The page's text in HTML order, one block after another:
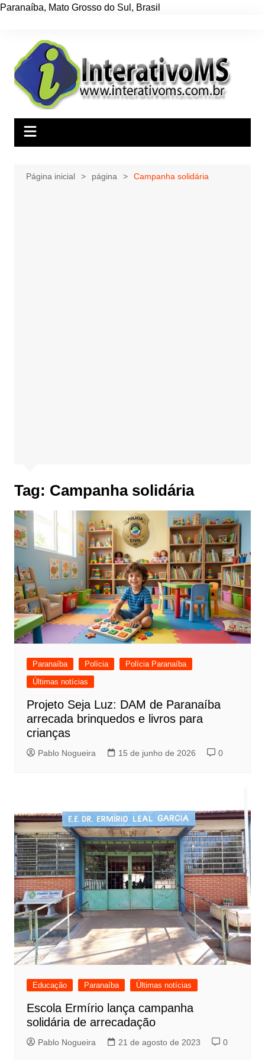
Paranaíba, Mato Grosso do Sul , Brasil
conteúdo
Página inicial página Campanha solidária
Tag: Campanha solidária
Paranaíba Polícia
Polícia Paranaíba
Últimas notícias
Projeto Seja Luz: DAM de Paranaíba
arrecada brinquedos e livros para
crianças
Pablo Nogueira 15 de junho de 2026 0
Educação Paranaíba Últimas notícias
Escola Ermírio lança campanha
solidária de arrecadação
Pablo Nogueira 21 de agosto de 2023 0